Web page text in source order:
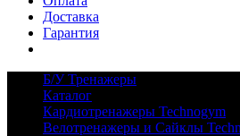
Доставка
Гарантия
Б/У Тренажеры
Каталог
Кардиотренажеры Technogym
Велотренажеры и Сайклы